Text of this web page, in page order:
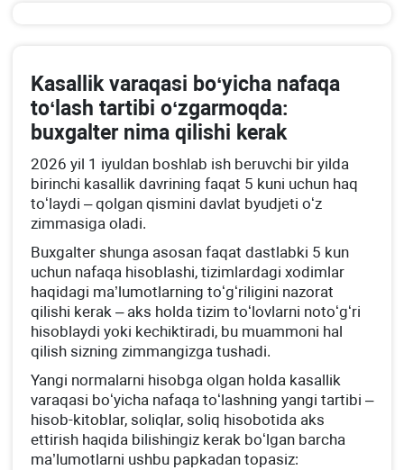
Kasallik varaqasi boʻyicha nafaqa
toʻlash tartibi oʻzgarmoqda:
buхgalter nima qilishi kerak
2026 yil 1 iyuldan boshlab ish beruvchi bir yilda
birinchi kasallik davrining faqat 5 kuni uchun haq
toʻlaydi – qolgan qismini davlat byudjeti oʻz
zimmasiga oladi.
Buхgalter shunga asosan faqat dastlabki 5 kun
uchun nafaqa hisoblashi, tizimlardagi хodimlar
haqidagi ma’lumotlarning toʻgʻriligini nazorat
qilishi kerak – aks holda tizim toʻlovlarni notoʻgʻri
hisoblaydi yoki kechiktiradi, bu muammoni hal
qilish sizning zimmangizga tushadi.
Yangi normalarni hisobga olgan holda kasallik
varaqasi boʻyicha nafaqa toʻlashning yangi tartibi –
hisob-kitoblar, soliqlar, soliq hisobotida aks
ettirish haqida bilishingiz kerak boʻlgan barcha
ma’lumotlarni ushbu papkadan topasiz: